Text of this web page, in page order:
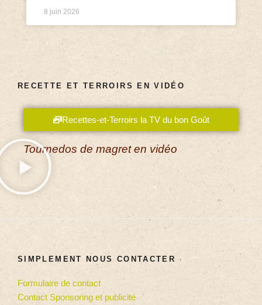
8 juin 2026
RECETTE ET TERROIRS EN VIDÉO
Recettes-et-Terroirs la TV du bon Goût
Tournedos de magret en vidéo
SIMPLEMENT NOUS CONTACTER
Formulaire de contact
Contact Sponsoring et publicité